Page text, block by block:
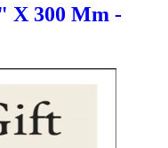
X 300 Mm -